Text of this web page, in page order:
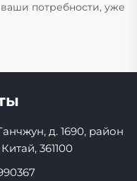
потребности, уже
д. 1690, район
361100